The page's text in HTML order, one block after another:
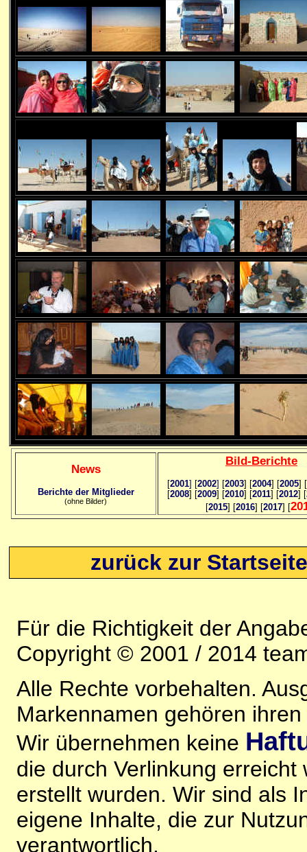
News
Berichte der Mitglieder
(ohne Bilder)
Bild-Berichte
[2001] [2002] [2003] [2004] [2005] [
[2008] [2009] [2010] [2011] [2012] [
[2015] [2016] [2017] [
zurück zur
Für die Richtigkeit der
Copyright © 2001 / 2014
Alle Rechte vorbehalten.
Markennamen gehören
Wir übernehmen keine
die durch Verlinkung
erstellt wurden. Wir sind als
eigene Inhalte, die zur
verantwortlich.